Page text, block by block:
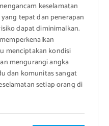
keselamatan
tepat dan penerapan
dapat diminimalkan.
menciptakan kondisi
mengurangi angka
dan komunitas sangat
setiap orang di